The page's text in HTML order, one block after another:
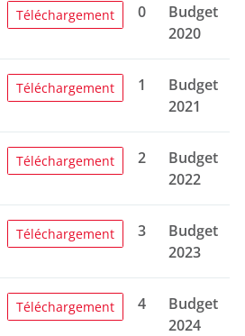
Téléchargement 0
Budget
2020
Téléchargement 1
Budget
2021
Téléchargement 2
Budget
2022
Téléchargement 3
Budget
2023
Téléchargement 4
Budget
2024